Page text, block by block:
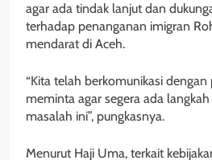
agar ada tindak lanjut dan
terhadap penanganan imigran
mendarat di Aceh.
“Kita telah berkomunikasi
meminta agar segera ada
masalah ini”, pungkasnya.
Menurut Haji Uma, terkait